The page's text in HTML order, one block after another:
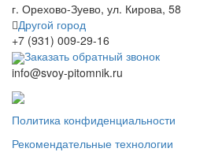
г. Орехово-Зуево, ул. Кирова, 58
Другой город
+7 (931) 009-29-16
Заказать обратный звонок
info@svoy-pitomnik.ru
Политика конфиденциальности
Рекомендательные технологии